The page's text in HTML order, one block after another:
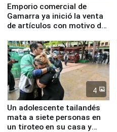
Emporio comercial de
Gamarra ya inició la venta
de artículos con motivo de
4
Un adolescente tailandés
mata a siete personas en
un tiroteo en su casa y